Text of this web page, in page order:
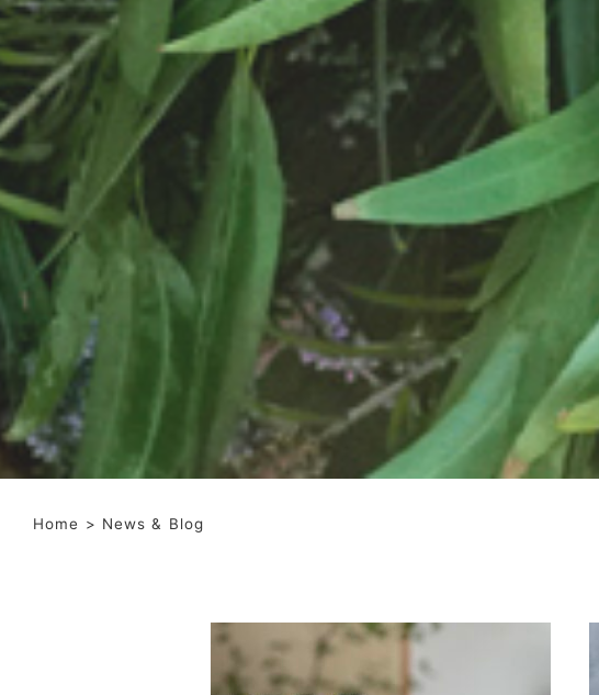
Home > News & Blog